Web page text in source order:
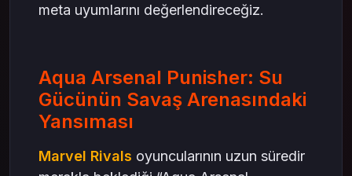
meta uyumlarını değerlendireceğiz.
Aqua Arsenal Punisher: Su
Gücünün Savaş Arenasındaki
Yansıması
Marvel Rivals oyuncularının uzun süredir